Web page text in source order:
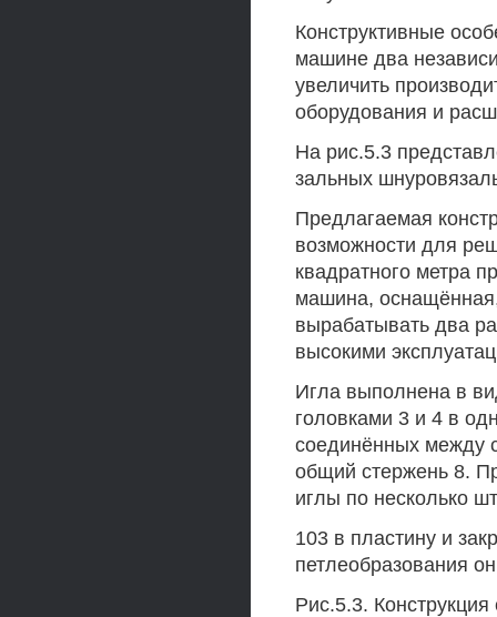
Конструктивные
машине два
увеличить
оборудования и
На рис.5.3
зальных
Предлагаемая
возможности для
квадратного метра
машина,
вырабатывать два
высокими
Игла выполнена в
головками 3 и 4 в
соединённых между
общий стержень 8.
иглы по несколько
103 в пластину и
петлеобразования
Рис.5.3.